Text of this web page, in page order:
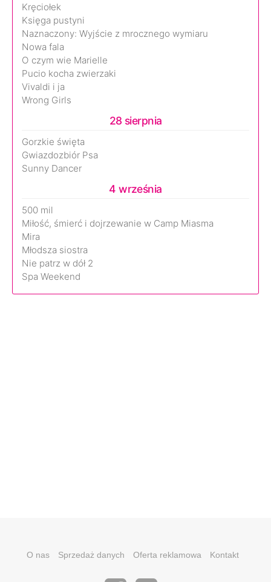
Kręciołek
Księga pustyni
Naznaczony: Wyjście z mrocznego wymiaru
Nowa fala
O czym wie Marielle
Pucio kocha zwierzaki
Vivaldi i ja
Wrong Girls
28 sierpnia
Gorzkie święta
Gwiazdozbiór Psa
Sunny Dancer
4 września
500 mil
Miłość, śmierć i dojrzewanie w Camp Miasma
Mira
Młodsza siostra
Nie patrz w dół 2
Spa Weekend
O nas Sprzedaż danych Oferta reklamowa Kontakt